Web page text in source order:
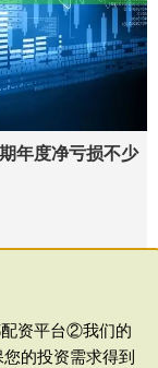
年度净亏损不少
资平台②我们的
的投资需求得到